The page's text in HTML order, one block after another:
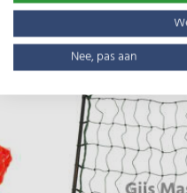
Gerelateerde
Nee, pas aan